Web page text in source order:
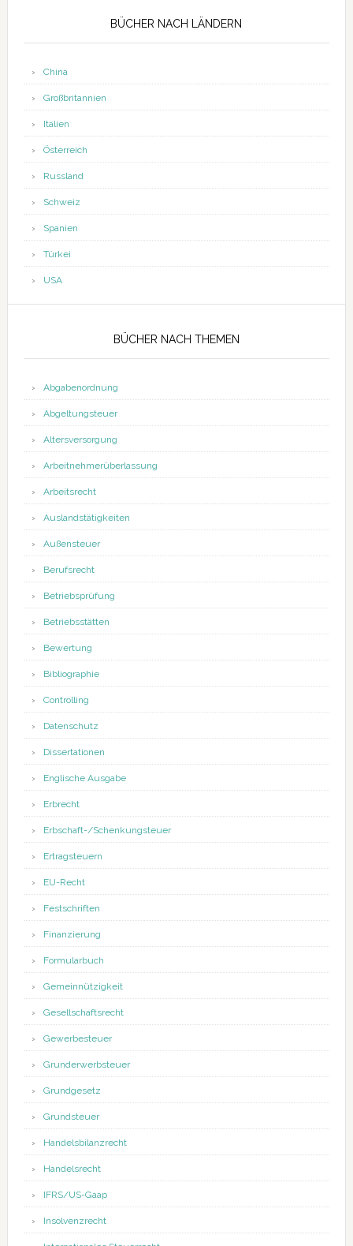
BÜCHER NACH LÄNDERN
China
Großbritannien
Italien
Österreich
Russland
Schweiz
Spanien
Türkei
USA
BÜCHER NACH THEMEN
Abgabenordnung
Abgeltungsteuer
Altersversorgung
Arbeitnehmerüberlassung
Arbeitsrecht
Auslandstätigkeiten
Außensteuer
Berufsrecht
Betriebsprüfung
Betriebsstätten
Bewertung
Bibliographie
Controlling
Datenschutz
Dissertationen
Englische Ausgabe
Erbrecht
Erbschaft-/Schenkungsteuer
Ertragsteuern
EU-Recht
Festschriften
Finanzierung
Formularbuch
Gemeinnützigkeit
Gesellschaftsrecht
Gewerbesteuer
Grunderwerbsteuer
Grundgesetz
Grundsteuer
Handelsbilanzrecht
Handelsrecht
IFRS/US-Gaap
Insolvenzrecht